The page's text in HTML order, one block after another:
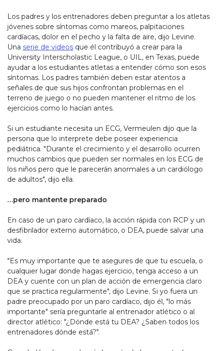
Los padres y los entrenadores deben preguntar a los atletas
jóvenes sobre síntomas como mareos, palpitaciones
cardíacas, dolor en el pecho y la falta de aire, dijo Levine.
Una serie de videos que él contribuyó a crear para la
University Interscholastic League, o UIL, en Texas, puede
ayudar a los estudiantes atletas a entender cómo son esos
síntomas. Los padres también deben estar atentos a
señales de que sus hijos confrontan problemas en el
terreno de juego o no pueden mantener el ritmo de los
ejercicios como lo hacían antes.
Si un estudiante necesita un ECG, Vermeulen dijo que la
persona que lo interprete debe poseer experiencia
pediátrica. "Durante el crecimiento y el desarrollo ocurren
muchos cambios que pueden ser normales en los ECG de
los niños pero que le parecerán anormales a un cardiólogo
de adultos", dijo ella.
…pero mantente preparado
En caso de un paro cardíaco, la acción rápida con RCP y un
desfibrilador externo automático, o DEA, puede salvar una
vida.
"Es muy importante que te asegures de que tu escuela, o
cualquier lugar donde hagas ejercicio, tenga acceso a un
DEA y cuente con un plan de acción de emergencia claro
que se practica regularmente", dijo Levine. Si yo fuera un
padre preocupado por un paro cardíaco, dijo él, "lo más
importante" sería preguntarle al entrenador atlético o al
director atlético: "¿Dónde está tu DEA? ¿Saben todos los
entrenadores dónde está?".